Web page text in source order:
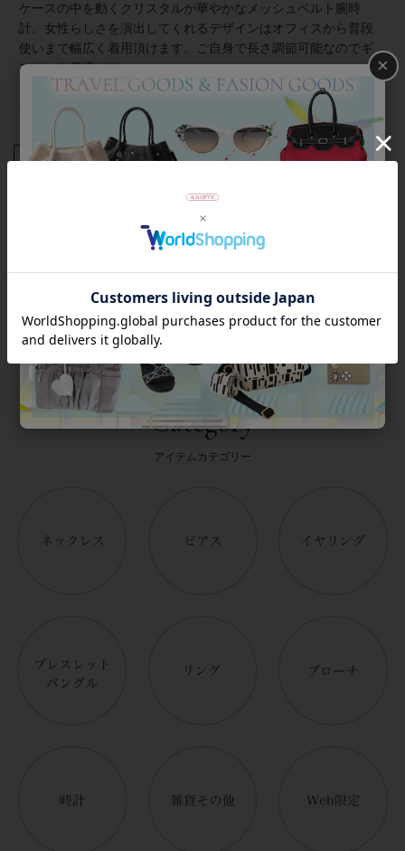
ケースの中を動くクリスタルが華やかなメッシュベルト腕時
計。女性らしさを演出してくれるデザインはオフィスから普段
使いまで幅広く着用頂けます。ご自身で長さ調節可能なのでギ
フトにも最適です♪
ベルトの長さ調整については
商品番号 9020015
返品について
Category
アイテムカテゴリー
×